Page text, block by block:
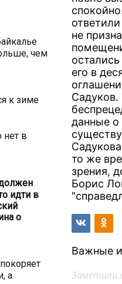
чем
к зиме
нет в
идти в
о
а
не
его в
Садуков.
данные о
то же
зрения,
Борис
Важные
Заметили